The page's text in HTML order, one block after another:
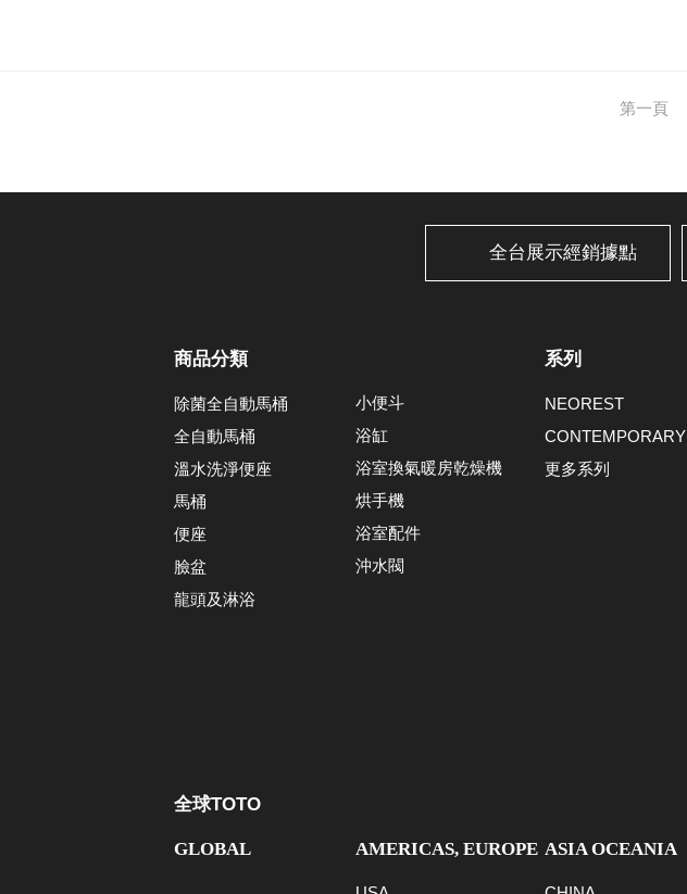
第一頁
全台展示經銷據點
商品分類
除菌全自動馬桶
全自動馬桶
溫水洗淨便座
馬桶
便座
臉盆
龍頭及淋浴
小便斗
浴缸
浴室換氣暖房乾燥機
烘手機
浴室配件
沖水閥
系列
NEOREST
CONTEMPORARY
更多系列
全球TOTO
GLOBAL AMERICAS, EUROPE ASIA OCEANIA